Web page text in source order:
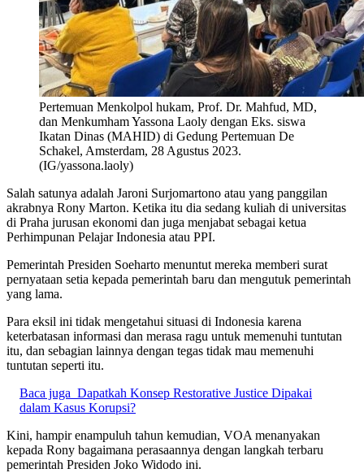
Pertemuan Menkolpol hukam, Prof. Dr. Mahfud, MD,
dan Menkumham Yassona Laoly dengan Eks. siswa
Ikatan Dinas (MAHID) di Gedung Pertemuan De
Schakel, Amsterdam, 28 Agustus 2023.
(IG/yassona.laoly)
Salah satunya adalah Jaroni Surjomartono atau yang panggilan
akrabnya Rony Marton. Ketika itu dia sedang kuliah di universitas
di Praha jurusan ekonomi dan juga menjabat sebagai ketua
Perhimpunan Pelajar Indonesia atau PPI.
Pemerintah Presiden Soeharto menuntut mereka memberi surat
pernyataan setia kepada pemerintah baru dan mengutuk pemerintah
yang lama.
Para eksil ini tidak mengetahui situasi di Indonesia karena
keterbatasan informasi dan merasa ragu untuk memenuhi tuntutan
itu, dan sebagian lainnya dengan tegas tidak mau memenuhi
tuntutan seperti itu.
Baca juga Dapatkah Konsep Restorative Justice Dipakai
dalam Kasus Korupsi?
Kini, hampir enampuluh tahun kemudian, VOA menanyakan
kepada Rony bagaimana perasaannya dengan langkah terbaru
pemerintah Presiden Joko Widodo ini.